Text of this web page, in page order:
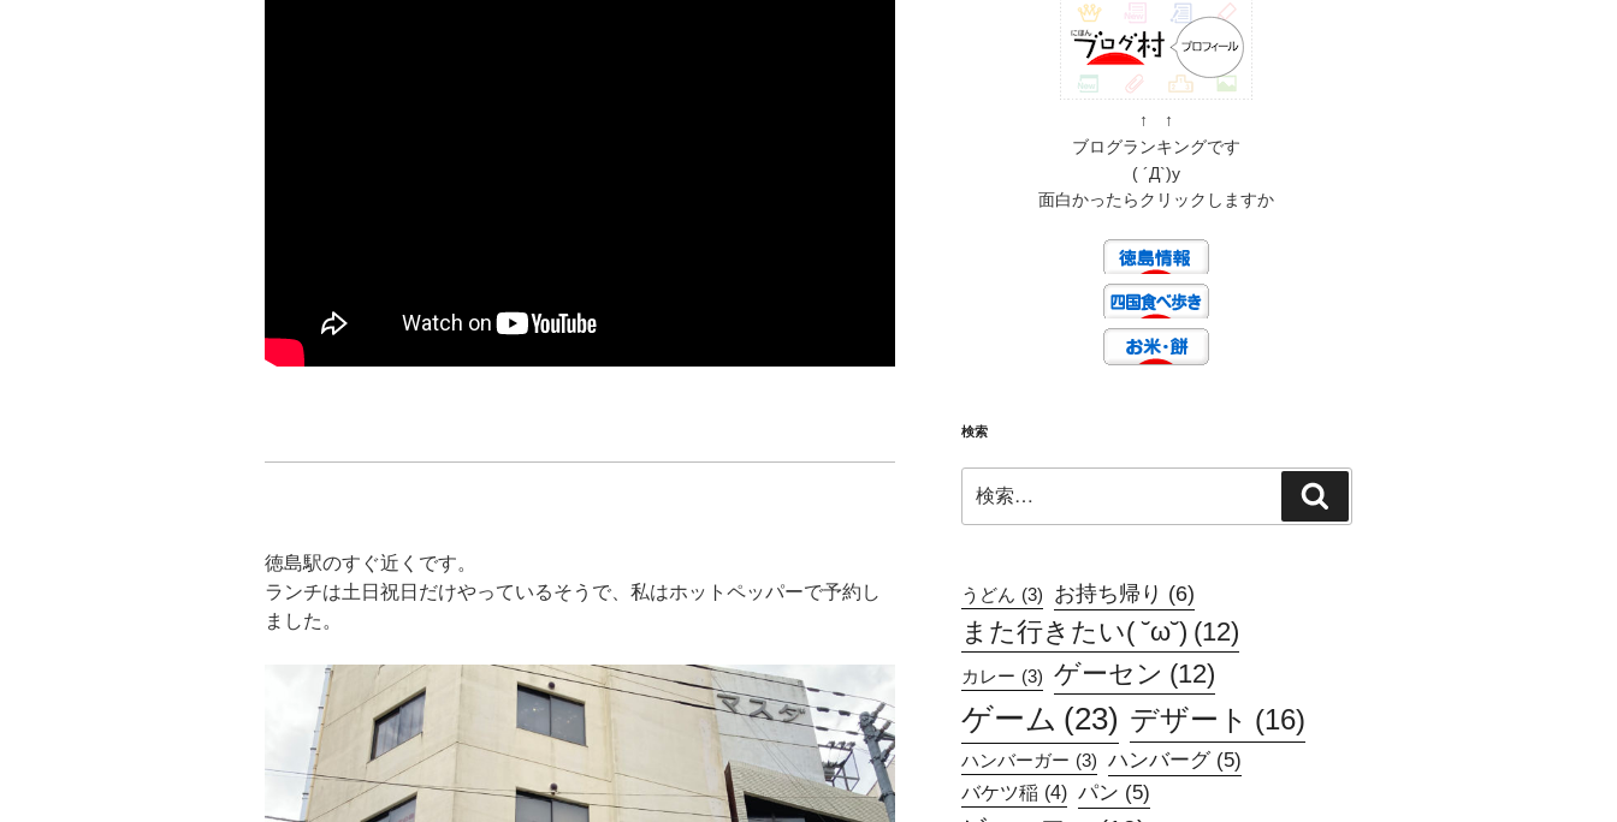
徳島駅のすぐ近くです。
ランチは土日祝日だけやっているそうで、私はホットペッパーで予約し
ました。
↑ ↑
ブログランキングです
( ´Д`)y
面白かったらクリックしますか
検索
索:
索
うどん (3) お持ち帰り (6)
また行きたい( ˘ω˘) (12)
カレー (3) ゲーセン (12)
ゲーム (23) デザート (16)
ハンバーガー (3) ハンバーグ (5)
バケツ稲 (4) パン (5)